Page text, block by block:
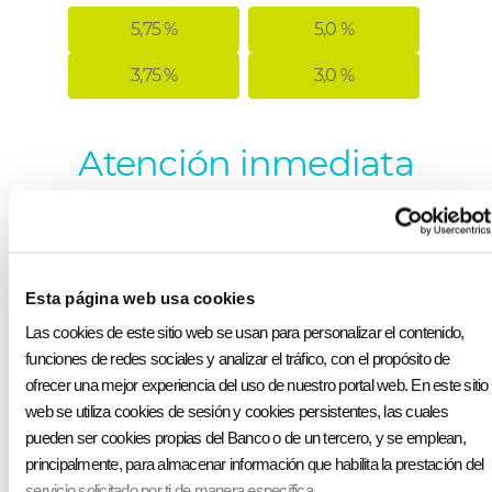
Esta página web usa cookies
Las cookies de este sitio web se usan para personalizar el contenido,
funciones de redes sociales y analizar el tráfico, con el propósito de
ofrecer una mejor experiencia del uso de nuestro portal web. En este sitio
web se utiliza cookies de sesión y cookies persistentes, las cuales
pueden ser cookies propias del Banco o de un tercero, y se emplean,
principalmente, para almacenar información que habilita la prestación del
5,75 % 5,0 %
3,75 % 3,0 %
Atención inmediata
Requisitos
Nacionalidad ecuatoriana o extranjera con